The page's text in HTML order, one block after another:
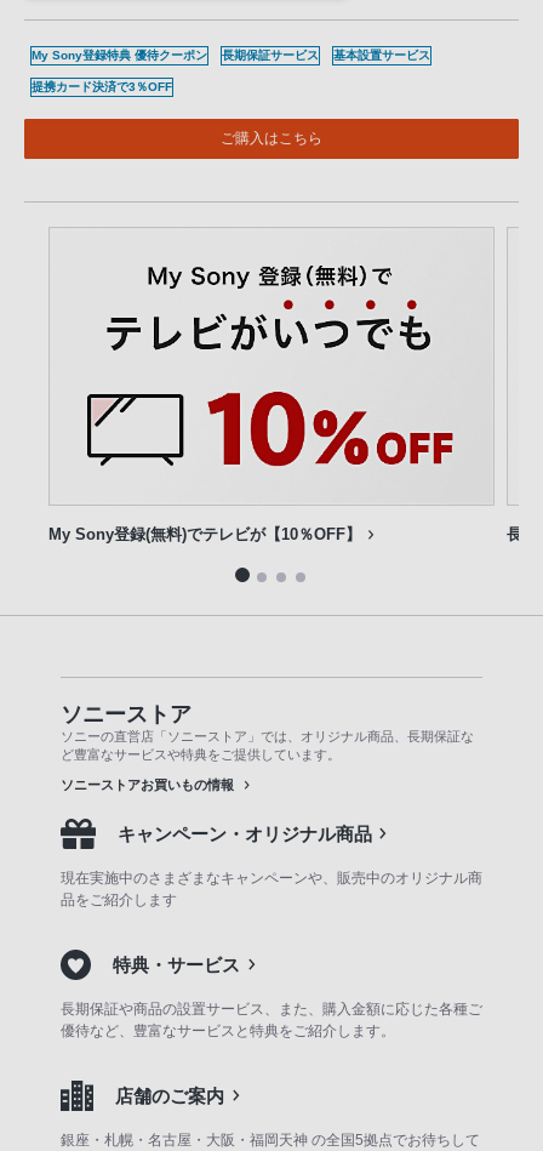
My Sony登録特典 優待クーポン 長期保証サービス 基本設置サービス
提携カード決済で3％OFF
ご購入はこちら
My Sony登録(無料)でテレビが【10％OFF】 長期
ソニーストア
ソニーの直営店「ソニーストア」では、オリジナル商品、長期保証な
ど豊富なサービスや特典をご提供しています。
ソニーストアお買いもの情報
キャンペーン・オリジナル商品
現在実施中のさまざまなキャンペーンや、販売中のオリジナル商
品をご紹介します
特典・サービス
長期保証や商品の設置サービス、また、購入金額に応じた各種ご
優待など、豊富なサービスと特典をご紹介します。
店舗のご案内
銀座・札幌・名古屋・大阪・福岡天神 の全国5拠点でお待ちして